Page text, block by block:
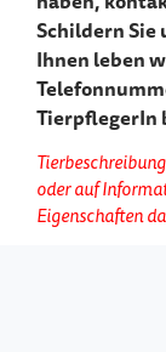
Schildern Sie
Ihnen leben
TierpflegerIn
oder auf
Eigenschaften